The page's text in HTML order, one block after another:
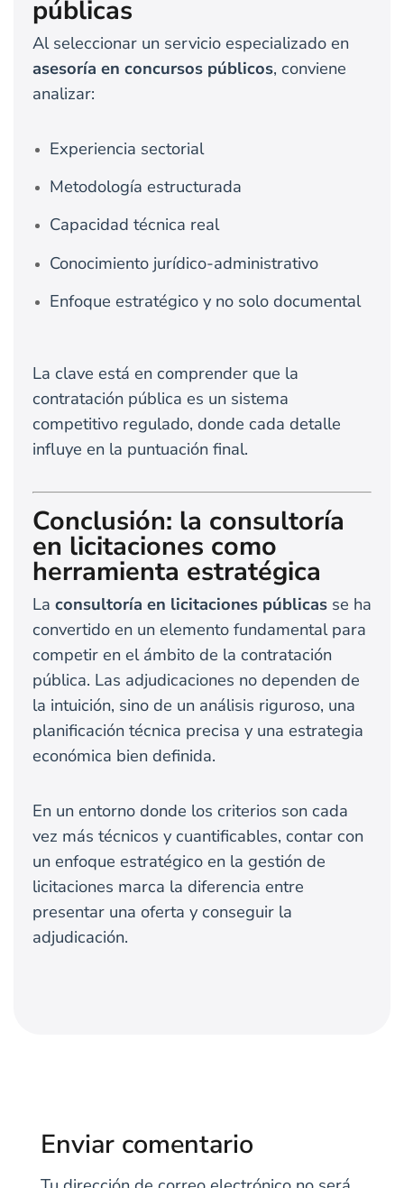
públicas
Al seleccionar un servicio especializado en
asesoría en concursos públicos, conviene
analizar:
Experiencia sectorial
Metodología estructurada
Capacidad técnica real
Conocimiento jurídico-administrativo
Enfoque estratégico y no solo documental
La clave está en comprender que la
contratación pública es un sistema
competitivo regulado, donde cada detalle
influye en la puntuación final.
Conclusión: la consultoría
en licitaciones como
herramienta estratégica
La consultoría en licitaciones públicasse ha
convertido en un elemento fundamental para
competir en el ámbito de la contratación
pública. Las adjudicaciones no dependen de
la intuición, sino de un análisis riguroso, una
planificación técnica precisa y una estrategia
económica bien definida.
En un entorno donde los criterios son cada
vez más técnicos y cuantificables, contar con
un enfoque estratégico en la gestión de
licitaciones marca la diferencia entre
presentar una oferta y conseguir la
adjudicación.
Enviar comentario